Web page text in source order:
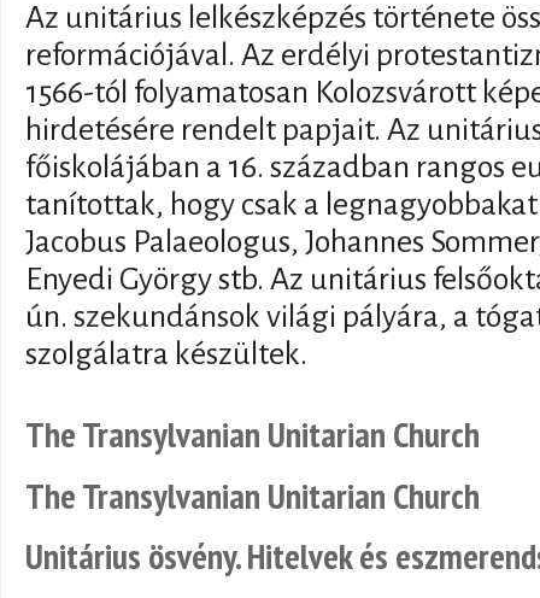
Az unitárius lelkészképzés története
reformációjával. Az erdélyi
1566-tól folyamatosan Kolozsvárott
hirdetésére rendelt papjait. Az
főiskolájában a 16. században rangos
tanítottak, hogy csak a
Jacobus Palaeologus, Johannes
Enyedi György stb. Az unitárius
ún. szekundánsok világi pályára, a
szolgálatra készültek.
The Transylvanian Unitarian Church
The Transylvanian Unitarian Church
Unitárius ösvény. Hitelvek és